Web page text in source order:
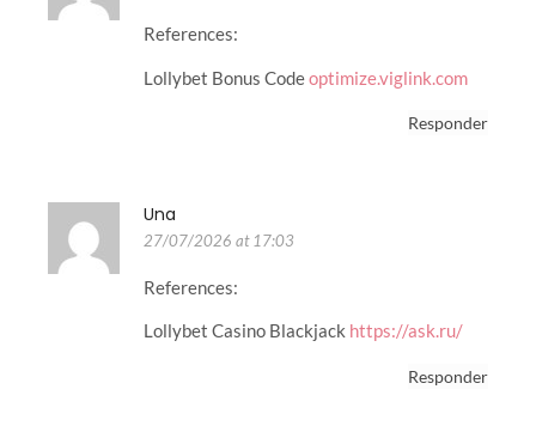
References:
Lollybet Bonus Codeoptimize.viglink.com
Responder
Una
27/07/2026 at 17:03
References:
Lollybet Casino Blackjack https://ask.ru/
Responder